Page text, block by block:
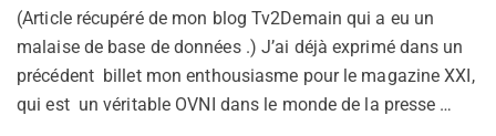
(Article récupéré de mon blog Tv2Demain qui a eu un
malaise de base de données .) J’ai déjà exprimé dans un
précédent billet mon enthousiasme pour le magazine XXI,
qui est un véritable OVNI dans le monde de la presse …